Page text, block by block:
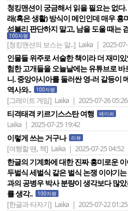
청킹맨션이 궁금해서 읽을 필요는 없
래(혹은 생활) 방식이 메인인데 매우 흥
섣불리 판단하지 말고, 남을 도울 때는
100자평
[청킹맨션의 보스는 알..] Laika | 2025-
인물들 위주로 서술한 책이라 더 재미
험한 고개들을 오늘날에는 유튜브로
니. 중앙아시아를 둘러싼 영-러 갈등이
역사와..
100자평
[그레이트 게임] Laika | 2025-07-26 05:26
티격태격 키르기스스탄 여행 페이퍼
Laika | 2025-07-25 19:42
이렇게 쓰는 거구나 리뷰
[여행할 땐, 책] Laika | 2025-07-25 04:52
한글의 기계화에 대한 진짜 흥미로운
두벌식 세벌식 같은 벌식 논쟁 이야기
과의 공병우 박사 분량이 생각보다 많
를 생각..
100자평
[한글과 타자기] Laika | 2025-07-22 01:25